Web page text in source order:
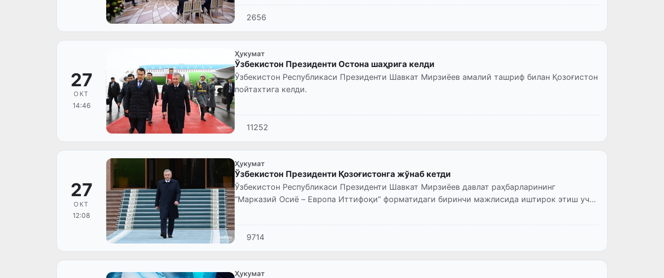
2656
27
ОКТ
14:46
Ҳукумат
Ўзбекистон Президенти Остона шаҳрига келди
Ўзбекистон Республикаси Президенти Шавкат Мирзиёев амалий ташриф билан Қозоғистон
пойтахтига келди.
11252
27
ОКТ
12:08
Ҳукумат
Ўзбекистон Президенти Қозоғистонга жўнаб кетди
Ўзбекистон Республикаси Президенти Шавкат Мирзиёев давлат раҳбарларининг
“Марказий Осиё – Европа Иттифоқи” форматидаги биринчи мажлисида иштирок этиш учун
9714
Ҳукумат